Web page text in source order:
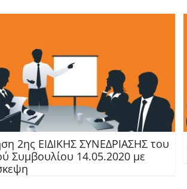
2ης ΕΙΔΙΚΗΣ ΣΥΝΕΔΡΙΑΣΗΣ του
Συμβουλίου 14.05.2020 με